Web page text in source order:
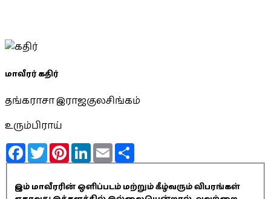
மாவீரர் கதிர்
தங்கராசா இராஜகுலசிங்கம்
உரும்பிராய்
FacebookTwitterPinterestLinkedInEmail
இம் மாவீரரின் ஒளிப்படம் மற்றும் கீழ்வரும் விபரங்கள்